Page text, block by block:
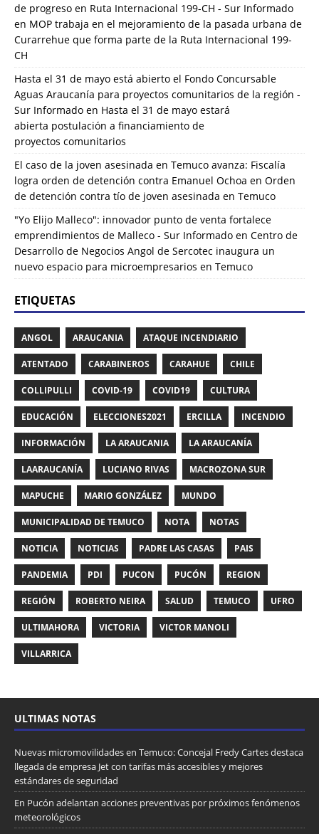
de progreso en Ruta Internacional 199-CH - Sur Informado
en MOP trabaja en el mejoramiento de la pasada urbana de
Curarrehue que forma parte de la Ruta Internacional 199-
CH
Hasta el 31 de mayo está abierto el Fondo Concursable
Aguas Araucanía para proyectos comunitarios de la región -
Sur Informado en Hasta el 31 de mayo estará
abierta postulación a financiamiento de
proyectos comunitarios
El caso de la joven asesinada en Temuco avanza: Fiscalía
logra orden de detención contra Emanuel Ochoa en Orden
de detención contra tío de joven asesinada en Temuco
"Yo Elijo Malleco": innovador punto de venta fortalece
emprendimientos de Malleco - Sur Informado en Centro de
Desarrollo de Negocios Angol de Sercotec inaugura un
nuevo espacio para microempresarios en Temuco
ETIQUETAS
ANGOL ARAUCANIA ATAQUE INCENDIARIO
ATENTADO CARABINEROS CARAHUE CHILE
COLLIPULLI COVID-19 COVID19 CULTURA
EDUCACIÓN ELECCIONES2021 ERCILLA INCENDIO
INFORMACIÓN LA ARAUCANIA LA ARAUCANÍA
LAARAUCANÍA LUCIANO RIVAS MACROZONA SUR
MAPUCHE MARIO GONZÁLEZ MUNDO
MUNICIPALIDAD DE TEMUCO NOTA NOTAS
NOTICIA NOTICIAS PADRE LAS CASAS PAIS
PANDEMIA PDI PUCON PUCÓN REGION
REGIÓN ROBERTO NEIRA SALUD TEMUCO UFRO
ULTIMAHORA VICTORIA VICTOR MANOLI
VILLARRICA
ULTIMAS NOTAS
Nuevas micromovilidades en Temuco: Concejal Fredy Cartes destaca
llegada de empresa Jet con tarifas más accesibles y mejores
estándares de seguridad
En Pucón adelantan acciones preventivas por próximos fenómenos
meteorológicos